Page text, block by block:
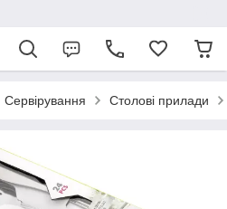
Сервірування Столові прилади